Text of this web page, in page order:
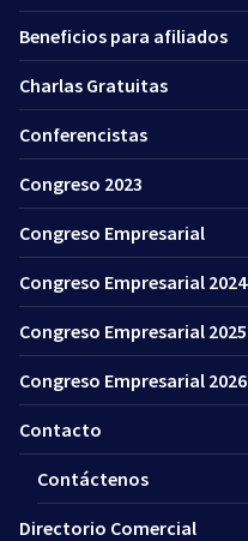
Beneficios para afiliados
Charlas Gratuitas
Conferencistas
Congreso 2023
Congreso Empresarial
Congreso Empresarial 2024
Congreso Empresarial 2025
Congreso Empresarial 2026
Contacto
Contáctenos
Directorio Comercial